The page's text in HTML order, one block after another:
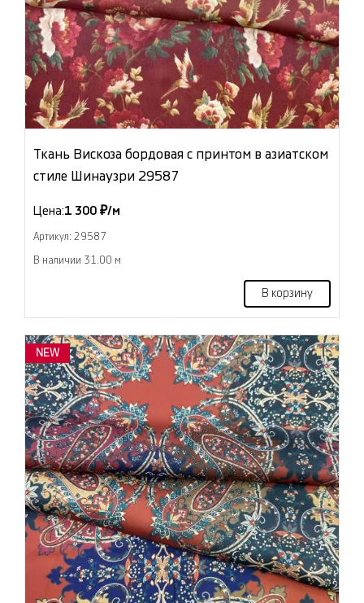
Ткань Вискоза бордовая с принтом в азиатском
стиле Шинаузри 29587
Цена:1 300 ₽/м
Артикул: 29587
В наличии 31.00 м
В корзину
NEW